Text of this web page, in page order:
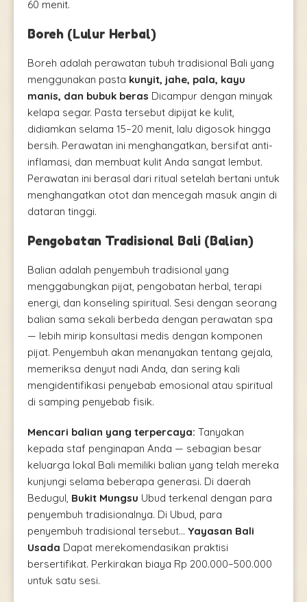
60 menit.
Boreh (Lulur Herbal)
Boreh adalah perawatan tubuh tradisional Bali yang
menggunakan pasta kunyit, jahe, pala, kayu
manis, dan bubuk beras Dicampur dengan minyak
kelapa segar. Pasta tersebut dipijat ke kulit,
didiamkan selama 15–20 menit, lalu digosok hingga
bersih. Perawatan ini menghangatkan, bersifat anti-
inflamasi, dan membuat kulit Anda sangat lembut.
Perawatan ini berasal dari ritual setelah bertani untuk
menghangatkan otot dan mencegah masuk angin di
dataran tinggi.
Pengobatan Tradisional Bali (Balian)
Balian adalah penyembuh tradisional yang
menggabungkan pijat, pengobatan herbal, terapi
energi, dan konseling spiritual. Sesi dengan seorang
balian sama sekali berbeda dengan perawatan spa
— lebih mirip konsultasi medis dengan komponen
pijat. Penyembuh akan menanyakan tentang gejala,
memeriksa denyut nadi Anda, dan sering kali
mengidentifikasi penyebab emosional atau spiritual
di samping penyebab fisik.
Mencari balian yang terpercaya: Tanyakan
kepada staf penginapan Anda — sebagian besar
keluarga lokal Bali memiliki balian yang telah mereka
kunjungi selama beberapa generasi. Di daerah
Bedugul, Bukit Mungsu Ubud terkenal dengan para
penyembuh tradisionalnya. Di Ubud, para
penyembuh tradisional tersebut... Yayasan Bali
Usada Dapat merekomendasikan praktisi
bersertifikat. Perkirakan biaya Rp 200.000–500.000
untuk satu sesi.